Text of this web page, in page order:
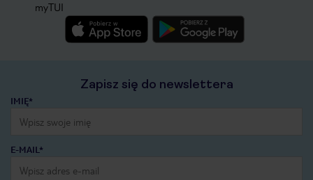
myTUI
Zapisz się do newslettera
IMIĘ*
E-MAIL*